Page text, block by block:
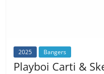
2025 Bangers
Playboi Carti &